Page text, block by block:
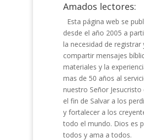
Amados lectores:
Esta página web se
desde el año 2005 a
la necesidad de registrar
compartir mensajes
materiales y la
mas de 50 años al
nuestro Señor Jesucristo
el fin de Salvar a los
y fortalecer a los
todo el mundo. Dios es
todos y ama a todos.